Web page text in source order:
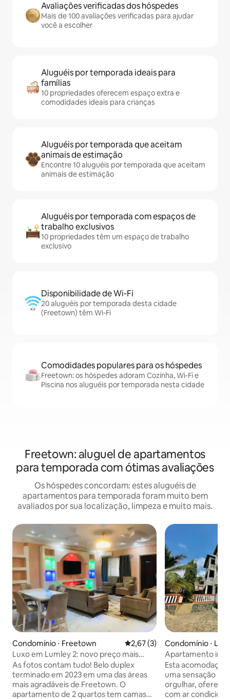
Avaliações verificadas dos hóspedes
Mais de 100 avaliações verificadas para ajudar
você a escolher
Aluguéis por temporada ideais para
famílias
10 propriedades oferecem espaço extra e
comodidades ideais para crianças
Aluguéis por temporada que aceitam
animais de estimação
Encontre 10 aluguéis por temporada que aceitam
animais de estimação
Aluguéis por temporada com espaços de
trabalho exclusivos
10 propriedades têm um espaço de trabalho
exclusivo
Disponibilidade de Wi-Fi
20 aluguéis por temporada desta cidade
(Freetown) têm Wi-Fi
Comodidades populares para os hóspedes
Freetown: os hóspedes adoram Cozinha, Wi-Fi e
Piscina nos aluguéis por temporada nesta cidade
Freetown: aluguel de apartamentos
para temporada com ótimas avaliações
Os hóspedes concordam: estes aluguéis de
apartamentos para temporada foram muito bem
avaliados por sua localização, limpeza e muito mais.
Condomínio ⋅ Freetown 2,67 de uma avaliação média
2,67 (3)
Luxo em Lumley 2: novo preço mais
baixo!
As fotos contam tudo! Belo duplex
terminado em 2023 em uma das áreas
mais agradáveis de Freetown. O
apartamento de 2 quartos tem camas
Condomínio ⋅
Apartamento
quartos - Gbane
Esta
uma sensação
orgulhar, oferece
com ar